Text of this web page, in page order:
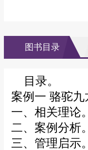
图书目录
目录。
案例一 骆驼九
一、相关理论
二、案例分析
三、管理启示